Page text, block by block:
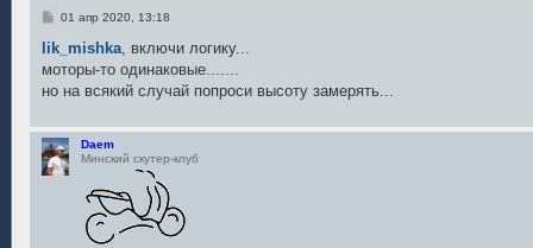
С
о
б
щ
е
е
01 апр 2020, 13:18
lik_mishka, включи логику...
моторы-то одинаковые.......
но на всякий случай попроси высоту замерять...
Daem
Минский скутер-клуб